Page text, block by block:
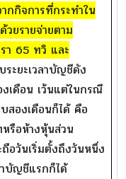
กกิจการที่กระทำใน
วยรายจ่ายตาม
า 65 ทวิ และ
ระยะเวลาบัญชีดัง
เดือน เว้นแต่ในกรณี
สองเดือนก็ได้ คือ
างหุ้นส่วน
อวันเริ่มตั้งถึงวันหนึ่ง
าบัญชีแรกก็ได้